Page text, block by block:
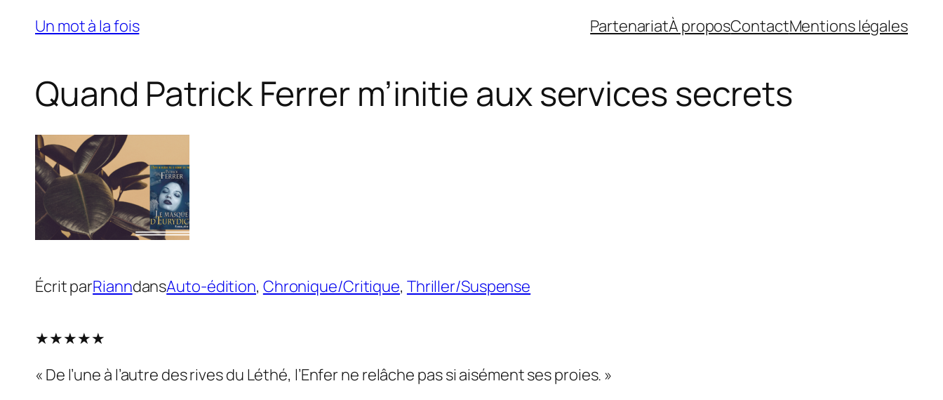
Un mot à la fois PartenariatÀ proposContactMentions légales
Quand Patrick Ferrer m’initie aux services secrets
Écrit parRianndansAuto-édition, Chronique/Critique, Thriller/Suspense
★★★★★
« De l’une à l’autre des rives du Léthé, l’Enfer ne relâche pas si aisément ses proies. »